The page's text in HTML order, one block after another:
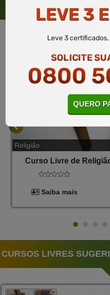
Religião
Curso Livre de
Saiba mais
CURSOS LIVRES
LEVE 3
Leve 3
SOLICITE
0800
QUERO